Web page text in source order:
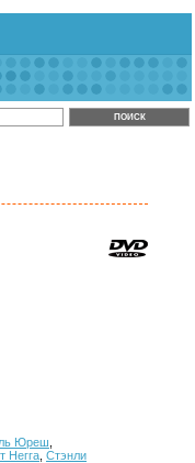
Юреш
Негга Стэнли